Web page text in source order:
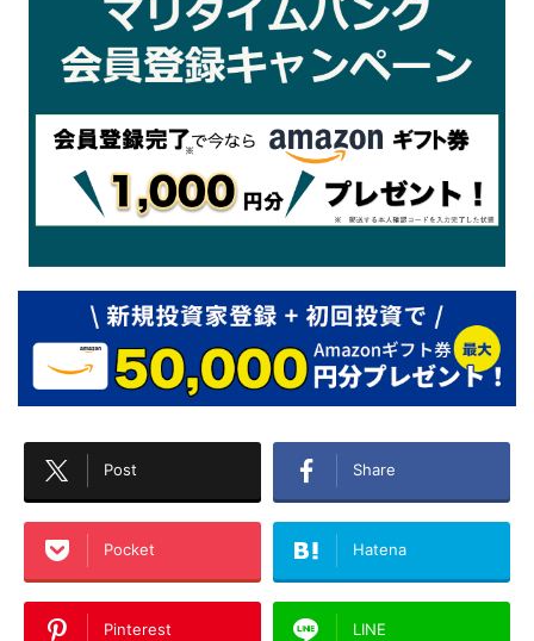
Post Share
Pocket Hatena
Pinterest LINE